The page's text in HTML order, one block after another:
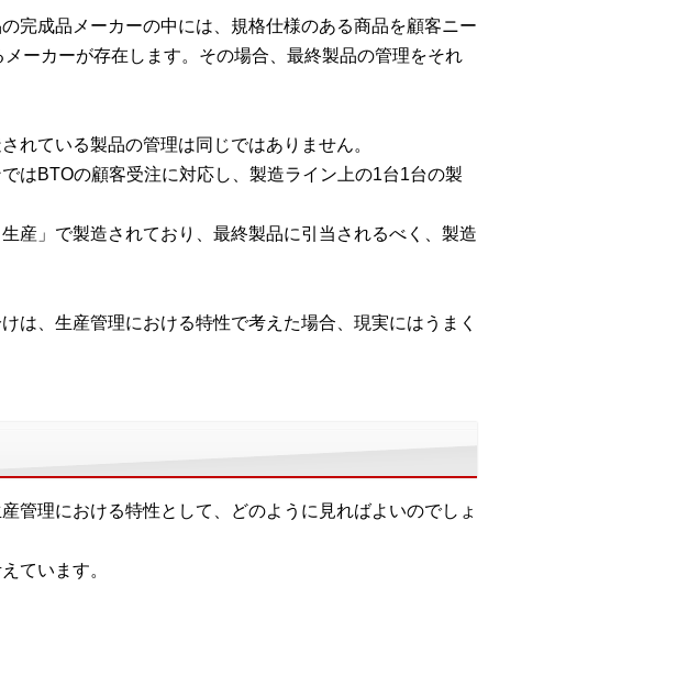
完成品メーカーの中には、規格仕様のある商品を顧客ニー
ーカーが存在します。その場合、最終製品の管理をそれ
れている製品の管理は同じではありません。
はBTOの顧客受注に対応し、製造ライン上の1台1台の製
産」で製造されており、最終製品に引当されるべく、製造
は、生産管理における特性で考えた場合、現実にはうまく
管理における特性として、どのように見ればよいのでしょ
ています。